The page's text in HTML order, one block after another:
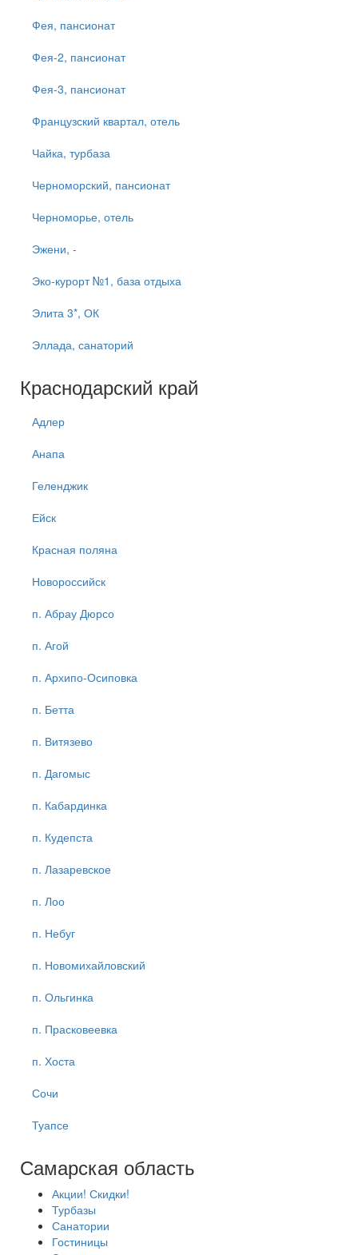
Фея, пансионат
Фея-2, пансионат
Фея-3, пансионат
Французский квартал, отель
Чайка, турбаза
Черноморский, пансионат
Черноморье, отель
Эжени, -
Эко-курорт №1, база отдыха
Элита 3*, ОК
Эллада, санаторий
Краснодарский край
Адлер
Анапа
Геленджик
Ейск
Красная поляна
Новороссийск
п. Абрау Дюрсо
п. Агой
п. Архипо-Осиповка
п. Бетта
п. Витязево
п. Дагомыс
п. Кабардинка
п. Кудепста
п. Лазаревское
п. Лоо
п. Небуг
п. Новомихайловский
п. Ольгинка
п. Прасковеевка
п. Хоста
Сочи
Туапсе
Самарская область
Акции! Скидки!
Турбазы
Санатории
Гостиницы